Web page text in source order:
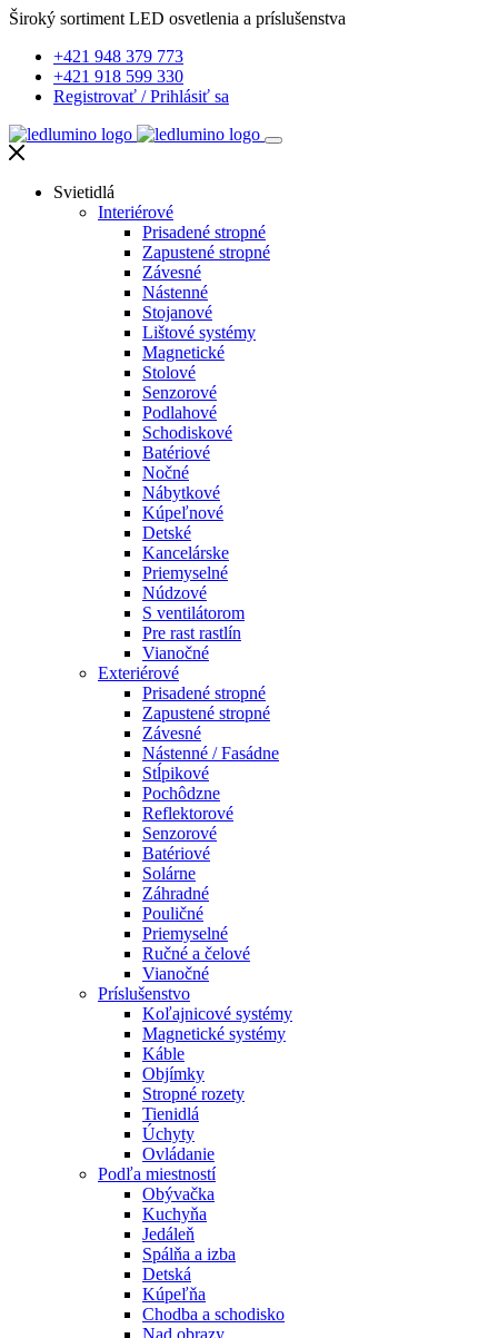
Široký sortiment LED osvetlenia a príslušenstva
+421 948 379 773
+421 918 599 330
Registrovať /Prihlásiť sa
Svietidlá
Interiérové
Prisadené stropné
Zapustené stropné
Závesné
Nástenné
Stojanové
Lištové systémy
Magnetické
Stolové
Senzorové
Podlahové
Schodiskové
Batériové
Nočné
Nábytkové
Kúpeľnové
Detské
Kancelárske
Priemyselné
Núdzové
S ventilátorom
Pre rast rastlín
Vianočné
Exteriérové
Prisadené stropné
Zapustené stropné
Závesné
Nástenné / Fasádne
Stĺpikové
Pochôdzne
Reflektorové
Senzorové
Batériové
Solárne
Záhradné
Pouličné
Priemyselné
Ručné a čelové
Vianočné
Príslušenstvo
Koľajnicové systémy
Magnetické systémy
Káble
Objímky
Stropné rozety
Tienidlá
Úchyty
Ovládanie
Podľa miestností
Obývačka
Kuchyňa
Jedáleň
Spálňa a izba
Detská
Kúpeľňa
Chodba a schodisko
Nad obrazy